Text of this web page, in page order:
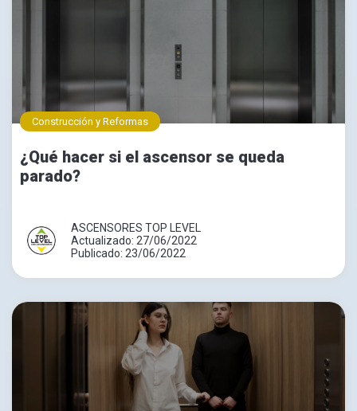
Construcción y Reformas
¿Qué hacer si el ascensor se queda
parado?
ASCENSORES TOP LEVEL
Actualizado: 27/06/2022
Publicado: 23/06/2022